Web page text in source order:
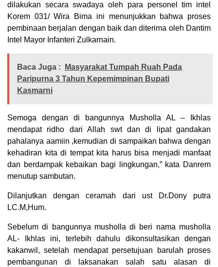
dilakukan secara swadaya oleh para personel tim intel
Korem 031/ Wira Bima ini menunjukkan bahwa proses
pembinaan berjalan dengan baik dan diterima oleh Dantim
Intel Mayor Infanteri Zulkarnain.
Baca Juga :
Masyarakat Tumpah Ruah Pada
Paripurna 3 Tahun Kepemimpinan Bupati
Kasmarni
Semoga dengan di bangunnya Musholla AL – Ikhlas
mendapat ridho dari Allah swt dan di lipat gandakan
pahalanya aamiin ,kemudian di sampaikan bahwa dengan
kehadiran kita di tempat kita harus bisa menjadi manfaat
dan berdampak kebaikan bagi lingkungan,” kata Danrem
menutup sambutan.
Dilanjutkan dengan ceramah dari ust Dr.Dony putra
LC.M,Hum.
Sebelum di bangunnya musholla di beri nama musholla
AL- Ikhlas ini, terlebih dahulu dikonsultasikan dengan
kakanwil, setelah mendapat persetujuan barulah proses
pembangunan di laksanakan salah satu alasan di